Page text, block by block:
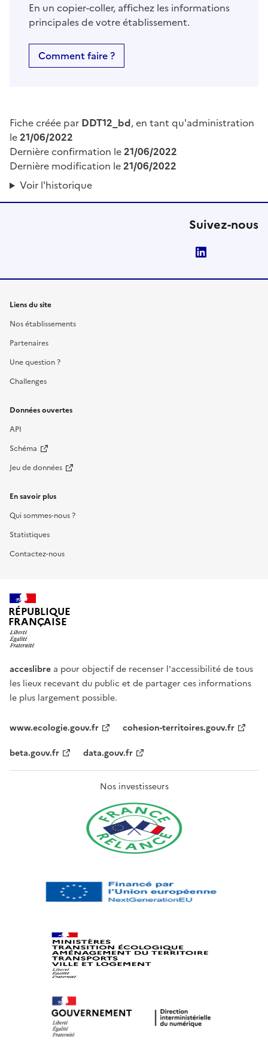
En un copier-coller, affichez les informations
principales de votre établissement.
Comment faire ?
Fiche créée par DDT12_bd, en tant qu'administration
le21/06/2022
Dernière confirmation le21/06/2022
Dernière modification le21/06/2022
Voir l'historique
Suivez-nous
Liens du site
Nos établissements
Partenaires
Une question ?
Challenges
Données ouvertes
API
Schéma
Jeu de données
En savoir plus
Qui sommes-nous ?
Statistiques
Contactez-nous
RÉPUBLIQUE
FRANÇAISE
acceslibre a pour objectif de recenser l'accessibilité de tous
les lieux recevant du public et de partager ces informations
le plus largement possible.
www.ecologie.gouv.fr
cohesion-territoires.gouv.fr
beta.gouv.fr
data.gouv.fr
Nos investisseurs